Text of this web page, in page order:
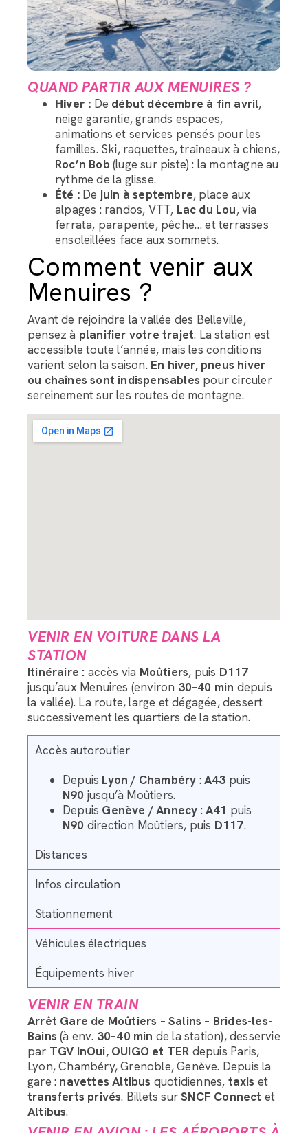
QUAND PARTIR AUX MENUIRES ?
Hiver : De début décembre à fin avril,
neige garantie, grands espaces,
animations et services pensés pour les
familles. Ski, raquettes, traîneaux à chiens,
Roc’n Bob (luge sur piste) : la montagne au
rythme de la glisse.
Été : De juin à septembre, place aux
alpages : randos, VTT, Lac du Lou, via
ferrata, parapente, pêche… et terrasses
ensoleillées face aux sommets.
Comment venir aux
Menuires ?
Avant de rejoindre la vallée des Belleville,
pensez à planifier votre trajet. La station est
accessible toute l’année, mais les conditions
varient selon la saison. En hiver, pneus hiver
ou chaînes sont indispensables pour circuler
sereinement sur les routes de montagne.
VENIR EN VOITURE DANS LA
STATION
Itinéraire : accès via Moûtiers, puis D117
jusqu’aux Menuires (environ 30–40 min depuis
la vallée). La route, large et dégagée, dessert
successivement les quartiers de la station.
Accès autoroutier
Depuis Lyon / Chambéry :A43 puis
N90 jusqu’à Moûtiers.
Depuis Genève / Annecy :A41 puis
N90 direction Moûtiers, puis D117.
Distances
Infos circulation
Stationnement
Véhicules électriques
Équipements hiver
VENIR EN TRAIN
Arrêt Gare de Moûtiers – Salins – Brides-les-
Bains (à env. 30–40 min de la station), desservie
par TGV InOui, OUIGO et TER depuis Paris,
Lyon, Chambéry, Grenoble, Genève. Depuis la
gare : navettes Altibus quotidiennes, taxis et
transferts privés. Billets surSNCF Connect et
Altibus.
Bonjour, comment puis-je vous accompagner dans
l’organisation du transport de vos bagages ?